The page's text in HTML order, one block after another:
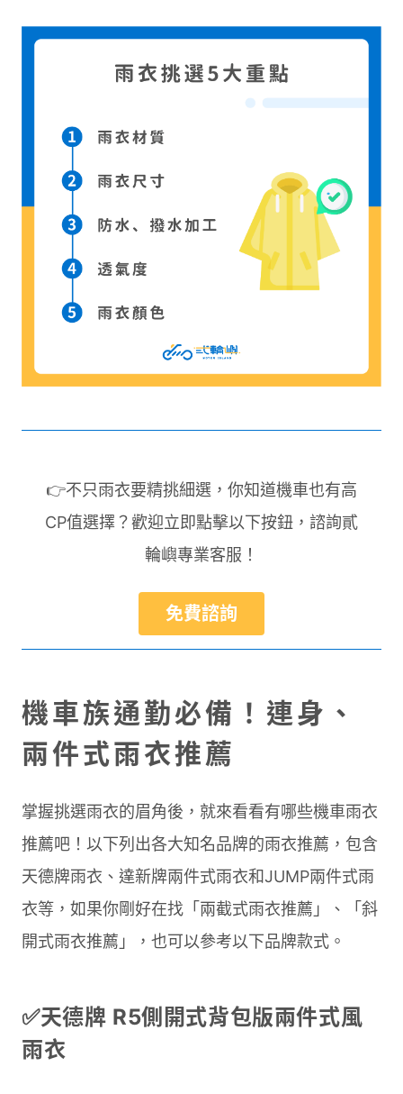
👉不只雨衣要精挑細選，你知道機車也有高
CP值選擇？歡迎立即點擊以下按鈕，諮詢貳
輪嶼專業客服！
免費諮詢
機車族通勤必備！連身、
兩件式雨衣推薦
掌握挑選雨衣的眉角後，就來看看有哪些機車雨衣
推薦吧！以下列出各大知名品牌的雨衣推薦，包含
天德牌雨衣、達新牌兩件式雨衣和JUMP兩件式雨
衣等，如果你剛好在找「兩截式雨衣推薦」、「斜
開式雨衣推薦」，也可以參考以下品牌款式。
✅天德牌 R5側開式背包版兩件式風
雨衣